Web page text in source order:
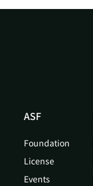
ASF
Foundation
License
Events